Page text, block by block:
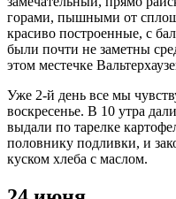
горами, пышными от
красиво построенные, с
были почти не заметны
этом местечке
Уже 2-й день все мы
воскресенье. В 10 утра
выдали по тарелке
половнику подливки, и
куском хлеба с маслом.